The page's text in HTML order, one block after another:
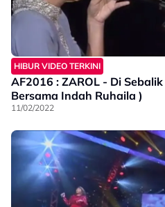
HIBUR VIDEO TERKINI
AF2016 : ZAROL - Di
Bersama Indah Ruhaila )
11/02/2022